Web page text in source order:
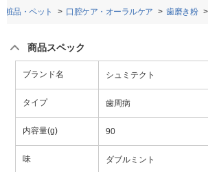
粧品・ペット 口腔ケア・オーラルケア 歯磨き粉
商品スペック
ブランド名 シュミテクト
タイプ 歯周病
内容量(g) 90
味 ダブルミント